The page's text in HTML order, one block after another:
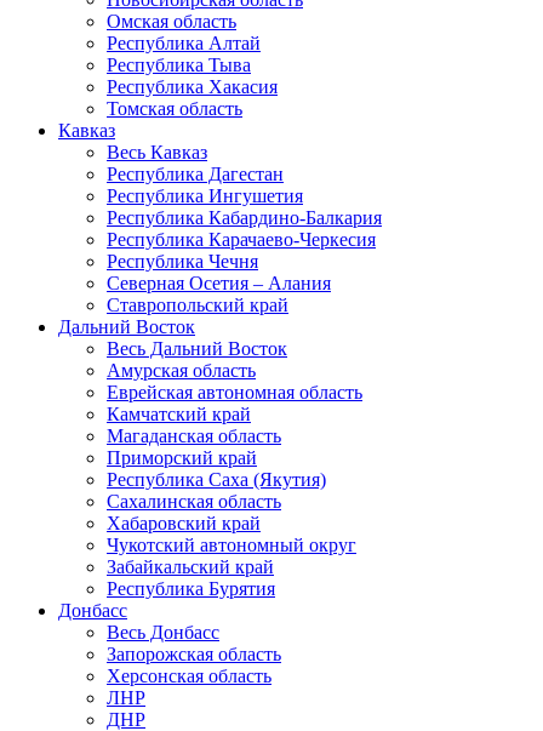
Омская область
Республика Алтай
Республика Тыва
Республика Хакасия
Томская область
Кавказ
Весь Кавказ
Республика Дагестан
Республика Ингушетия
Республика Кабардино-Балкария
Республика Карачаево-Черкесия
Республика Чечня
Северная Осетия – Алания
Ставропольский край
Дальний Восток
Весь Дальний Восток
Амурская область
Еврейская автономная область
Камчатский край
Магаданская область
Приморский край
Республика Саха (Якутия)
Сахалинская область
Хабаровский край
Чукотский автономный округ
Забайкальский край
Республика Бурятия
Донбасс
Весь Донбасс
Запорожская область
Херсонская область
ЛНР
ДНР